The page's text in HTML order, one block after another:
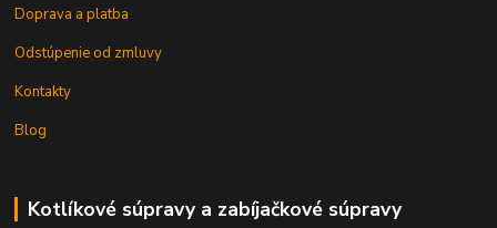
Doprava a platba
Odstúpenie od zmluvy
Kontakty
Blog
Kotlíkové súpravy a zabíjačkové súpravy